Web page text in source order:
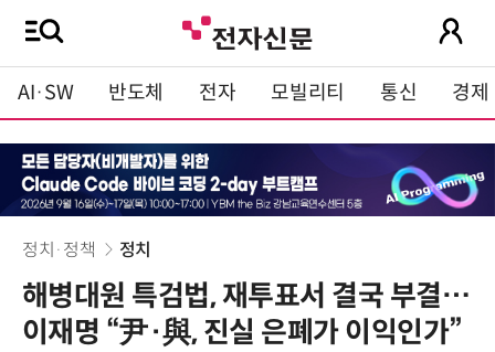
AI·SW 반도체 전자 모빌리티 통신 경제
정치·정책 정치
해병대원 특검법, 재투표서 결국 부결…
이재명 “尹·與, 진실 은폐가 이익인가”